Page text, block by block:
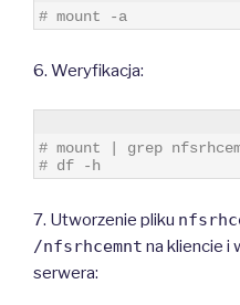
# mount -a
6. Weryfikacja:
# mount | grep
# df -h
7. Utworzenie pliku
/nfsrhcemnt na kliencie i
serwera: